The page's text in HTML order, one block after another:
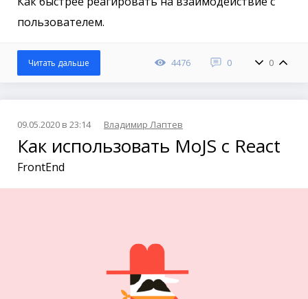
пользователем.
4476 0 0
Читать дальше
09.05.2020 в 23:14 Владимир Лаптев
Как использовать MoJS с React
FrontEnd